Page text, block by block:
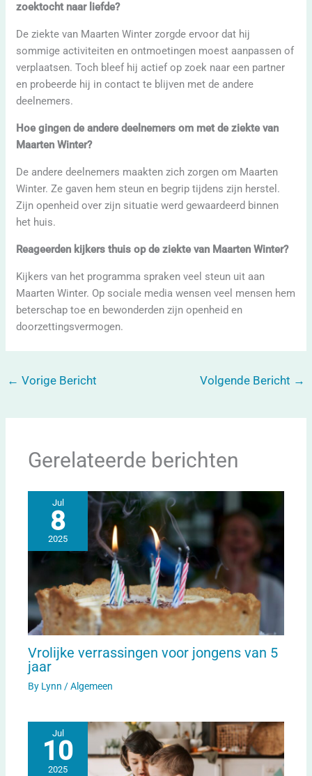
zoektocht naar liefde?
De ziekte van Maarten Winter zorgde ervoor dat hij
sommige activiteiten en ontmoetingen moest aanpassen of
verplaatsen. Toch bleef hij actief op zoek naar een partner
en probeerde hij in contact te blijven met de andere
deelnemers.
Hoe gingen de andere deelnemers om met de ziekte van
Maarten Winter?
De andere deelnemers maakten zich zorgen om Maarten
Winter. Ze gaven hem steun en begrip tijdens zijn herstel.
Zijn openheid over zijn situatie werd gewaardeerd binnen
het huis.
Reageerden kijkers thuis op de ziekte van Maarten Winter?
Kijkers van het programma spraken veel steun uit aan
Maarten Winter. Op sociale media wensen veel mensen hem
beterschap toe en bewonderden zijn openheid en
doorzettingsvermogen.
← Vorige Bericht Volgende Bericht →
Gerelateerde berichten
Jul
8
2025
Vrolijke verrassingen voor jongens van 5
jaar
By Lynn /Algemeen
Jul
10
2025